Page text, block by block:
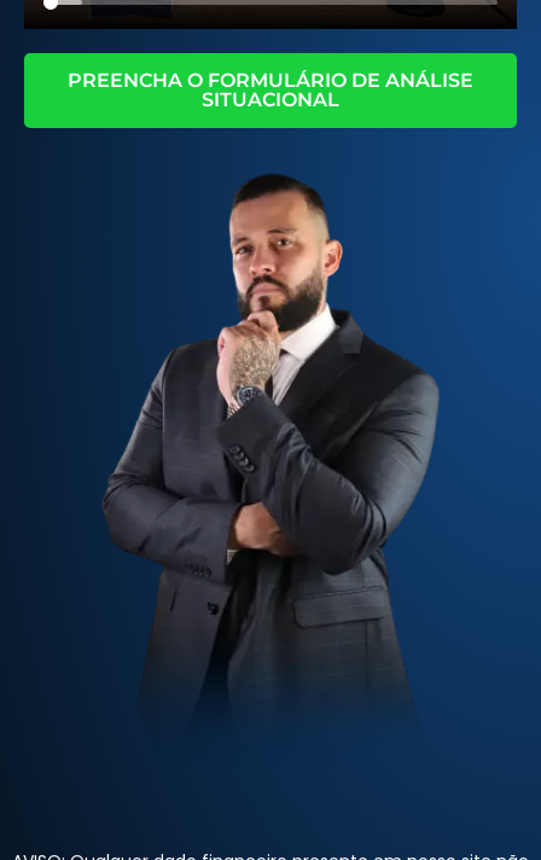
PREENCHA O FORMULÁRIO DE ANÁLISE
SITUACIONAL